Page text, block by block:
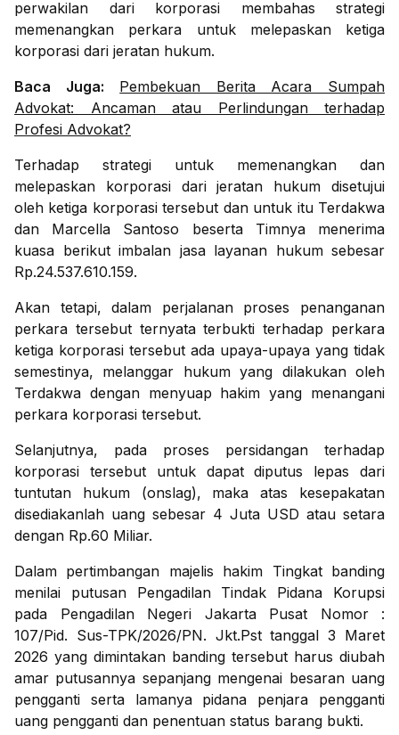
perwakilan dari korporasi membahas strategi
memenangkan perkara untuk melepaskan ketiga
korporasi dari jeratan hukum.
Baca Juga:
Pembekuan Berita Acara Sumpah
Advokat: Ancaman atau Perlindungan terhadap
Profesi Advokat?
Terhadap strategi untuk memenangkan dan
melepaskan korporasi dari jeratan hukum disetujui
oleh ketiga korporasi tersebut dan untuk itu Terdakwa
dan Marcella Santoso beserta Timnya menerima
kuasa berikut imbalan jasa layanan hukum sebesar
Rp.24.537.610.159.
Akan tetapi, dalam perjalanan proses penanganan
perkara tersebut ternyata terbukti terhadap perkara
ketiga korporasi tersebut ada upaya-upaya yang tidak
semestinya, melanggar hukum yang dilakukan oleh
Terdakwa dengan menyuap hakim yang menangani
perkara korporasi tersebut.
Selanjutnya, pada proses persidangan terhadap
korporasi tersebut untuk dapat diputus lepas dari
tuntutan hukum (onslag), maka atas kesepakatan
disediakanlah uang sebesar 4 Juta USD atau setara
dengan Rp.60 Miliar.
Dalam pertimbangan majelis hakim Tingkat banding
menilai putusan Pengadilan Tindak Pidana Korupsi
pada Pengadilan Negeri Jakarta Pusat Nomor :
107/Pid. Sus-TPK/2026/PN. Jkt.Pst tanggal 3 Maret
2026 yang dimintakan banding tersebut harus diubah
amar putusannya sepanjang mengenai besaran uang
pengganti serta lamanya pidana penjara pengganti
uang pengganti dan penentuan status barang bukti.